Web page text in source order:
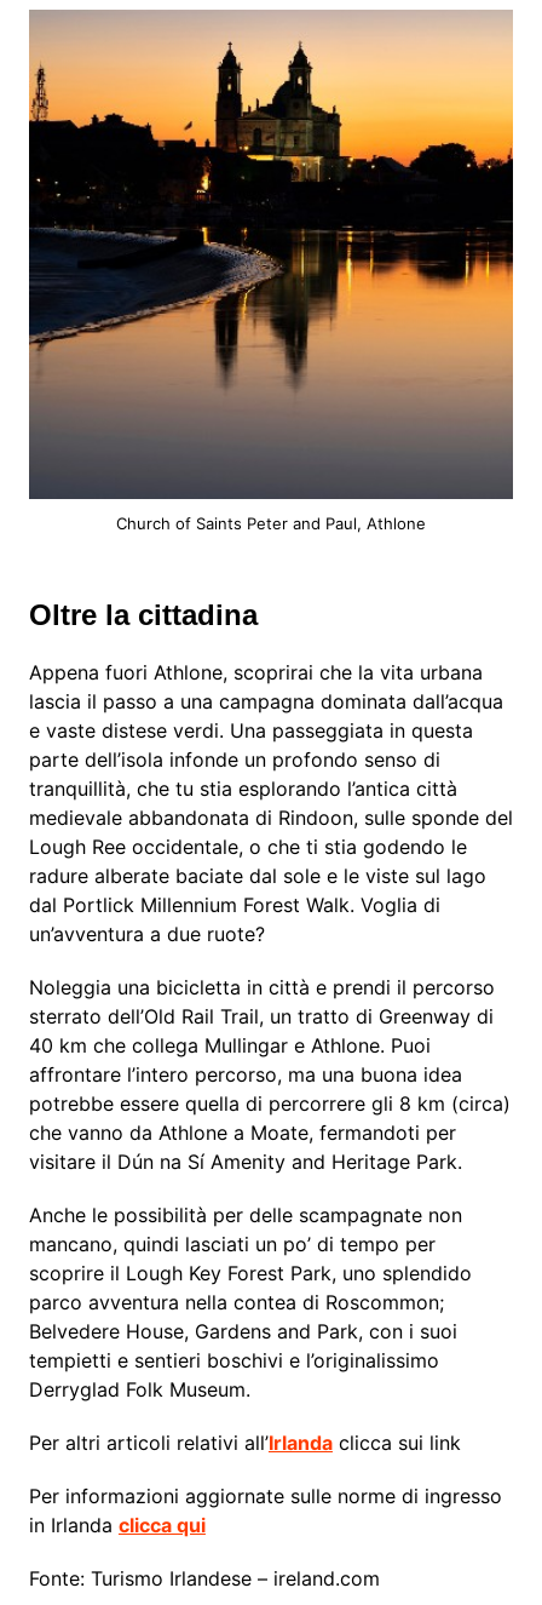
Church of Saints Peter and Paul, Athlone
Oltre la cittadina
Appena fuori Athlone, scoprirai che la vita urbana
lascia il passo a una campagna dominata dall’acqua
e vaste distese verdi. Una passeggiata in questa
parte dell’isola infonde un profondo senso di
tranquillità, che tu stia esplorando l’antica città
medievale abbandonata di Rindoon, sulle sponde del
Lough Ree occidentale, o che ti stia godendo le
radure alberate baciate dal sole e le viste sul lago
dal Portlick Millennium Forest Walk. Voglia di
un’avventura a due ruote?
Noleggia una bicicletta in città e prendi il percorso
sterrato dell’Old Rail Trail, un tratto di Greenway di
40 km che collega Mullingar e Athlone. Puoi
affrontare l’intero percorso, ma una buona idea
potrebbe essere quella di percorrere gli 8 km (circa)
che vanno da Athlone a Moate, fermandoti per
visitare il Dún na Sí Amenity and Heritage Park.
Anche le possibilità per delle scampagnate non
mancano, quindi lasciati un po’ di tempo per
scoprire il Lough Key Forest Park, uno splendido
parco avventura nella contea di Roscommon;
Belvedere House, Gardens and Park, con i suoi
tempietti e sentieri boschivi e l’originalissimo
Derryglad Folk Museum.
Per altri articoli relativi all’Irlandaclicca sui link
Per informazioni aggiornate sulle norme di ingresso
in Irlanda clicca qui
Fonte: Turismo Irlandese – ireland.com